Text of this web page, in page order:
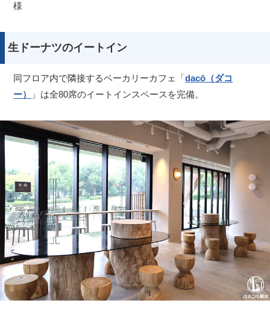
様
生ドーナツのイートイン
同フロア内で隣接するベーカリーカフェ「dacō（ダコ
ー）
」は全80席のイートインスペースを完備。